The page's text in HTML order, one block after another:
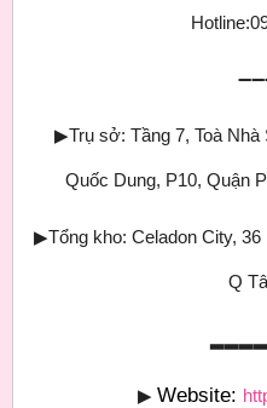
▶Trụ sở: Tầng 7, Toà
Quốc Dung, P10, Quận
▶Tổng kho: Celadon City,
Q
▶ Website: